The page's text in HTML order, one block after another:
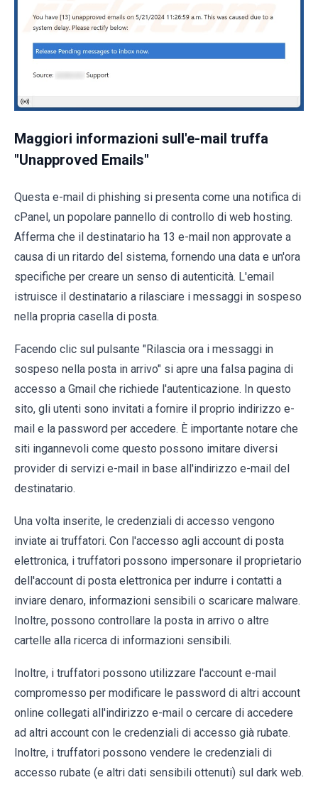
Maggiori informazioni sull'e-mail truffa
"Unapproved Emails"
Questa e-mail di phishing si presenta come una notifica di
cPanel, un popolare pannello di controllo di web hosting.
Afferma che il destinatario ha 13 e-mail non approvate a
causa di un ritardo del sistema, fornendo una data e un'ora
specifiche per creare un senso di autenticità. L'email
istruisce il destinatario a rilasciare i messaggi in sospeso
nella propria casella di posta.
Facendo clic sul pulsante "Rilascia ora i messaggi in
sospeso nella posta in arrivo" si apre una falsa pagina di
accesso a Gmail che richiede l'autenticazione. In questo
sito, gli utenti sono invitati a fornire il proprio indirizzo e-
mail e la password per accedere. È importante notare che
siti ingannevoli come questo possono imitare diversi
provider di servizi e-mail in base all'indirizzo e-mail del
destinatario.
Una volta inserite, le credenziali di accesso vengono
inviate ai truffatori. Con l'accesso agli account di posta
elettronica, i truffatori possono impersonare il proprietario
dell'account di posta elettronica per indurre i contatti a
inviare denaro, informazioni sensibili o scaricare malware.
Inoltre, possono controllare la posta in arrivo o altre
cartelle alla ricerca di informazioni sensibili.
Inoltre, i truffatori possono utilizzare l'account e-mail
compromesso per modificare le password di altri account
online collegati all'indirizzo e-mail o cercare di accedere
ad altri account con le credenziali di accesso già rubate.
Inoltre, i truffatori possono vendere le credenziali di
accesso rubate (e altri dati sensibili ottenuti) sul dark web.